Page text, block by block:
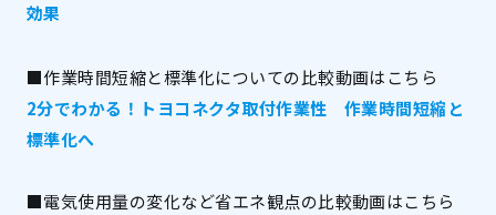
効果
■作業時間短縮と標準化についての比較動画はこちら
2分でわかる！トヨコネクタ取付作業性 作業時間短縮と
標準化へ
■電気使用量の変化など省エネ観点の比較動画はこちら